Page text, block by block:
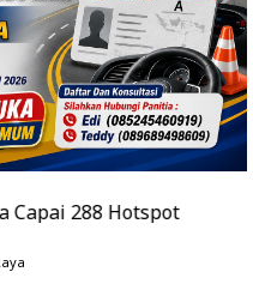
| Mitra Jurnalis